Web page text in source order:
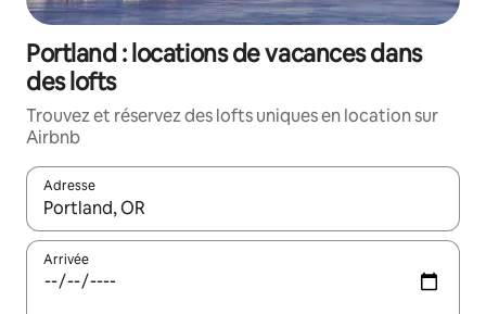
Portland : locations de vacances dans
des lofts
Trouvez et réservez des lofts uniques en location sur
Airbnb
Adresse
Lorsque les résultats s'affichent, utilisez les flèches vers le
Arrivée